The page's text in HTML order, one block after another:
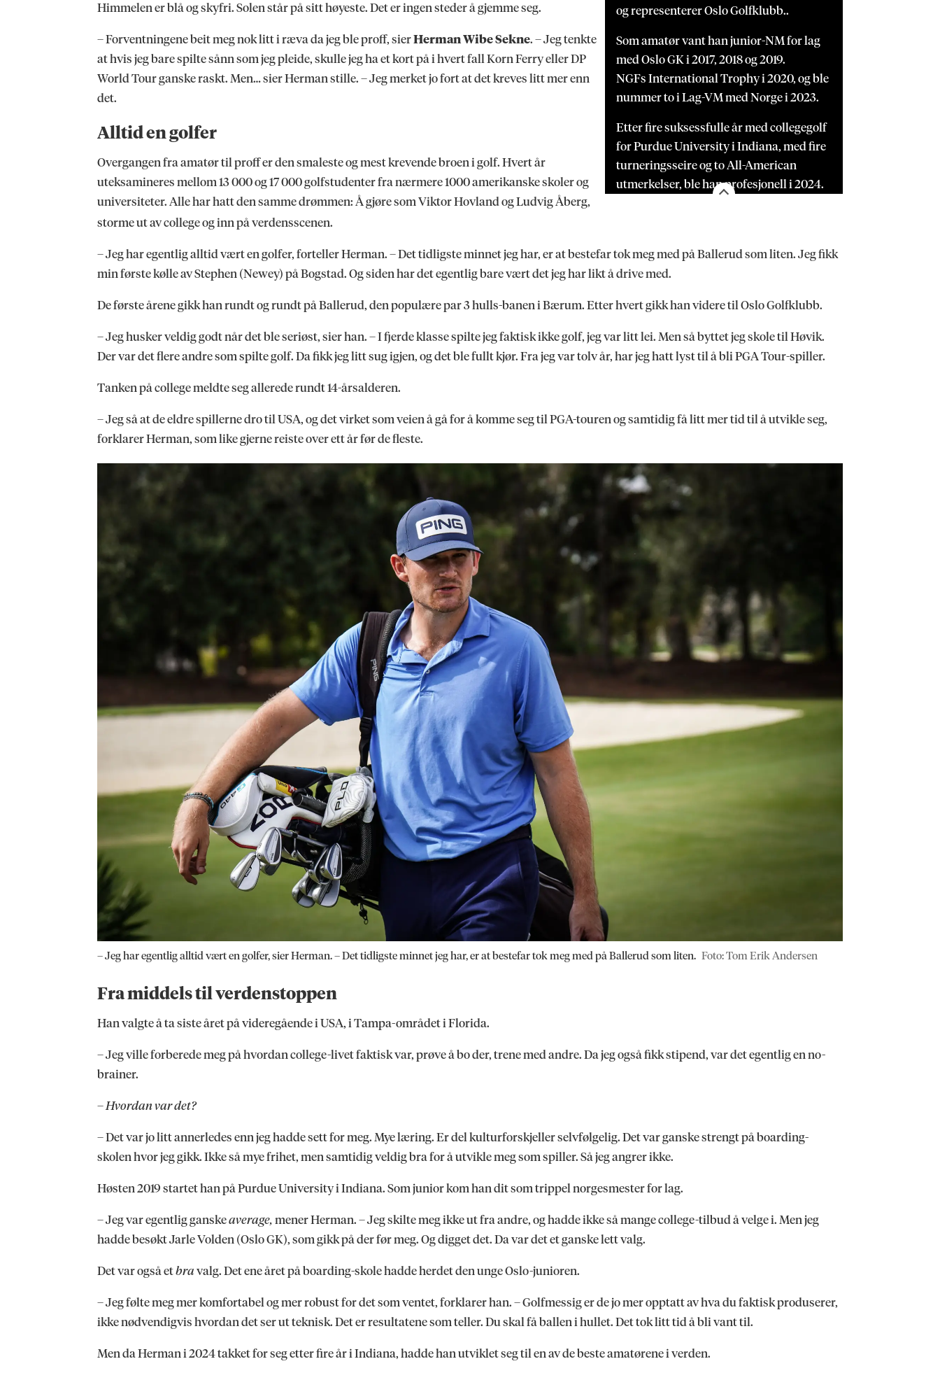
og representerer Oslo Golfklubb..
Som amatør vant han junior-NM for lag
med Oslo GK i 2017, 2018 og 2019.
NGFs International Trophy i 2020, og ble
nummer to i Lag-VM med Norge i 2023.
Etter fire suksessfulle år med collegegolf
for Purdue University i Indiana, med fire
turneringsseire og to All-American
utmerkelser, ble han profesjonell i 2024.
Himmelen er blå og skyfri. Solen står på sitt høyeste. Det er ingen steder å gjemme seg.
– Forventningene beit meg nok litt i ræva da jeg ble proff, sierHerman Wibe Sekne. – Jeg tenkte
at hvis jeg bare spilte sånn som jeg pleide, skulle jeg ha et kort på i hvert fall Korn Ferry eller DP
World Tour ganske raskt. Men… sier Herman stille. – Jeg merket jo fort at det kreves litt mer enn
det.
Alltid en golfer
Overgangen fra amatør til proff er den smaleste og mest krevende broen i golf. Hvert år
uteksamineres mellom 13 000 og 17 000 golfstudenter fra nærmere 1000 amerikanske skoler og
universiteter. Alle har hatt den samme drømmen: Å gjøre som Viktor Hovland og Ludvig Åberg,
storme ut av college og inn på verdensscenen.
– Jeg har egentlig alltid vært en golfer, forteller Herman. – Det tidligste minnet jeg har, er at bestefar tok meg med på Ballerud som liten. Jeg fikk
min første kølle av Stephen (Newey) på Bogstad. Og siden har det egentlig bare vært det jeg har likt å drive med.
De første årene gikk han rundt og rundt på Ballerud, den populære par 3 hulls-banen i Bærum. Etter hvert gikk han videre til Oslo Golfklubb.
– Jeg husker veldig godt når det ble seriøst, sier han. – I fjerde klasse spilte jeg faktisk ikke golf, jeg var litt lei. Men så byttet jeg skole til Høvik.
Der var det flere andre som spilte golf. Da fikk jeg litt sug igjen, og det ble fullt kjør. Fra jeg var tolv år, har jeg hatt lyst til å bli PGA Tour-spiller.
Tanken på college meldte seg allerede rundt 14-årsalderen.
– Jeg så at de eldre spillerne dro til USA, og det virket som veien å gå for å komme seg til PGA-touren og samtidig få litt mer tid til å utvikle seg,
forklarer Herman, som like gjerne reiste over ett år før de fleste.
– Jeg har egentlig alltid vært en golfer, sier Herman. – Det tidligste minnet jeg har, er at bestefar tok meg med på Ballerud som liten. Foto: Tom Erik Andersen
Fra middels til verdenstoppen
Han valgte å ta siste året på videregående i USA, i Tampa-området i Florida.
– Jeg ville forberede meg på hvordan college-livet faktisk var, prøve å bo der, trene med andre. Da jeg også fikk stipend, var det egentlig en no-
brainer.
– Hvordan var det?
– Det var jo litt annerledes enn jeg hadde sett for meg. Mye læring. Er del kulturforskjeller selvfølgelig. Det var ganske strengt på boarding-
skolen hvor jeg gikk. Ikke så mye frihet, men samtidig veldig bra for å utvikle meg som spiller. Så jeg angrer ikke.
Høsten 2019 startet han på Purdue University i Indiana. Som junior kom han dit som trippel norgesmester for lag.
– Jeg var egentlig ganskeaverage,mener Herman. – Jeg skilte meg ikke ut fra andre, og hadde ikke så mange college-tilbud å velge i. Men jeg
hadde besøkt Jarle Volden (Oslo GK), som gikk på der før meg. Og digget det. Da var det et ganske lett valg.
Det var også etbra valg. Det ene året på boarding-skole hadde herdet den unge Oslo-junioren.
– Jeg følte meg mer komfortabel og mer robust for det som ventet, forklarer han. – Golfmessig er de jo mer opptatt av hva du faktisk produserer,
ikke nødvendigvis hvordan det ser ut teknisk. Det er resultatene som teller. Du skal få ballen i hullet. Det tok litt tid å bli vant til.
Men da Herman i 2024 takket for seg etter fire år i Indiana, hadde han utviklet seg til en av de beste amatørene i verden.